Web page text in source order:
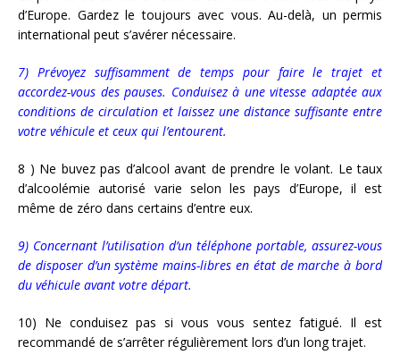
d’Europe. Gardez le toujours avec vous. Au-delà, un permis
international peut s’avérer nécessaire.
7) Prévoyez suffisamment de temps pour faire le trajet et
accordez-vous des pauses. Conduisez à une vitesse adaptée aux
conditions de circulation et laissez une distance suffisante entre
votre véhicule et ceux qui l’entourent.
8 ) Ne buvez pas d’alcool avant de prendre le volant. Le taux
d’alcoolémie autorisé varie selon les pays d’Europe, il est
même de zéro dans certains d’entre eux.
9) Concernant l’utilisation d’un téléphone portable, assurez-vous
de disposer d’un système mains-libres en état de marche à bord
du véhicule avant votre départ.
10) Ne conduisez pas si vous vous sentez fatigué. Il est
recommandé de s’arrêter régulièrement lors d’un long trajet.